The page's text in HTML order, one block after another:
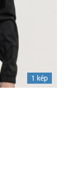
1 kép